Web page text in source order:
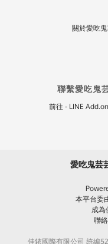
關於愛吃
聯繫愛吃鬼
前往 - LINE
愛吃鬼芸
本平台委
成
聯
佳銥國際有限公司 統編